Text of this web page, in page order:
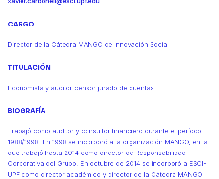
CARGO
Director de la Cátedra MANGO de Innovación Social
TITULACIÓN
Economista y auditor censor jurado de cuentas
BIOGRAFÍA
Trabajó como auditor y consultor financiero durante el período
1988/1998. En 1998 se incorporó a la organización MANGO, en la
que trabajó hasta 2014 como director de Responsabilidad
Corporativa del Grupo. En octubre de 2014 se incorporó a ESCI-
UPF como director académico y director de la Cátedra MANGO